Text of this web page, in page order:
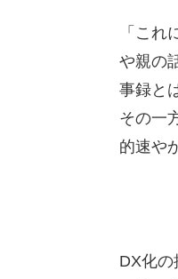
「こ
や親の
事録と
その一
的速や
DX化